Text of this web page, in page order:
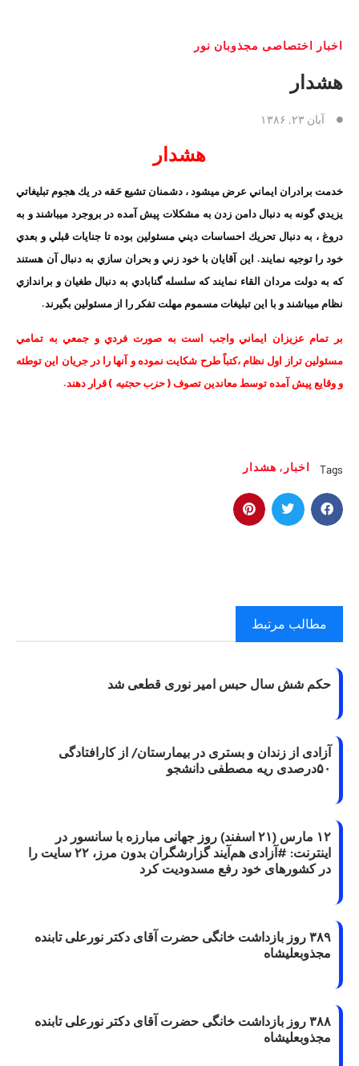
اخبار اختصاصی مجذوبان نور
هشدار
آبان ۲۳, ۱۳۸۶
هشدار
خدمت برادران ايماني عرض ميشود ،‌ دشمنان تشيع حَقه در يك هجوم تبليغاتي
يزيدي گونه به دنبال دامن زدن به مشكلات پيش آمده در بروجرد ميباشند و به
دروغ ، به دنبال تحريك احساسات ديني مسئولين بوده تا جنايات قبلي و بعدي
خود را توجيه نمايند. اين آقايان با خود زني و بحران سازي به دنبال آن هستند
كه به دولت مردان القاء نمايند كه سلسله گنابادي به دنبال طغيان و براندازي
نظام ميباشند و با اين تبليغات مسموم مهلت تفكر را از مسئولين بگيرند.
بر تمام عزيزان ايماني واجب است به صورت فردي و جمعي به تمامي
مسئولين تراز اول نظام ،‌كتباً طرح شكايت نموده و آنها را در جريان اين توطئه
و وقايع پيش آمده توسط معاندين تصوف (حزب حجتيه ) قرار دهند.
Tags اخبار , هشدار
مطالب مرتبط
حکم شش سال حبس امیر نوری قطعی شد
آزادی از زندان و بستری در بیمارستان/ از کارافتادگی
۵۰درصدی ریه مصطفی دانشجو
۱۲ مارس (۲۱ اسفند) روز جهانی مبارزه با سانسور در
اینترنت: #آزادی هم‌آیند گزارشگران‌ بدون مرز، ۲۲ سایت را
در کشورهای خود رفع مسدودیت کرد
۳۸۹ روز بازداشت خانگی حضرت آقای دکتر نورعلی تابنده
مجذوبعلیشاه
۳۸۸ روز بازداشت خانگی حضرت آقای دکتر نورعلی تابنده
مجذوبعلیشاه